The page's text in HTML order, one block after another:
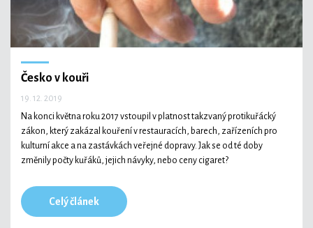
Ekonomika a byznys
Kultura a sport
Česko v kouři
19. 12. 2019
Na konci května roku 2017 vstoupil v platnost takzvaný protikuřácký
zákon, který zakázal kouření v restauracích, barech, zařízeních pro
kulturní akce a na zastávkách veřejné dopravy. Jak se od té doby
změnily počty kuřáků, jejich návyky, nebo ceny cigaret?
Celý článek